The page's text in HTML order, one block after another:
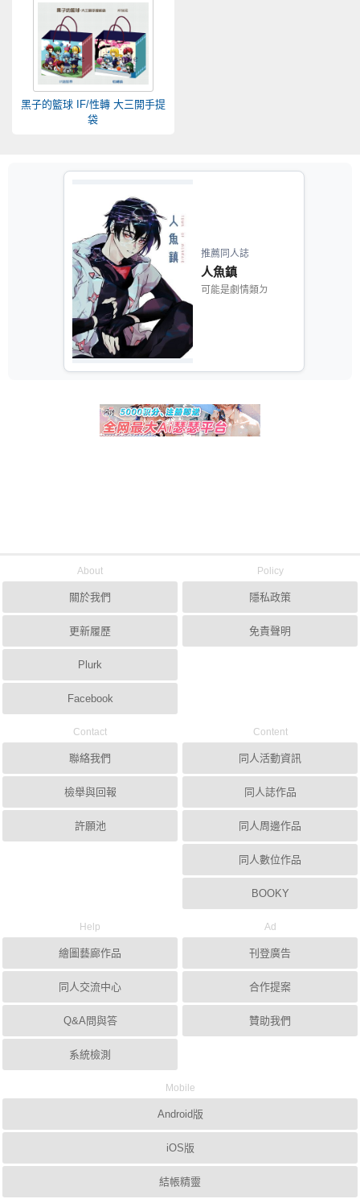
黑子的籃球 IF/性轉 大三開手提
袋
推薦同人誌
人魚鎮
可能是劇情類ㄉ
About
關於我們
更新履歷
Plurk
Facebook
Policy
隱私政策
免責聲明
Contact
聯絡我們
檢舉與回報
許願池
Content
同人活動資訊
同人誌作品
同人周邊作品
同人數位作品
BOOKY
Help
繪圖藝廊作品
同人交流中心
Q&A問與答
系統檢測
Ad
刊登廣告
合作提案
贊助我們
Mobile
Android版
iOS版
結帳精靈